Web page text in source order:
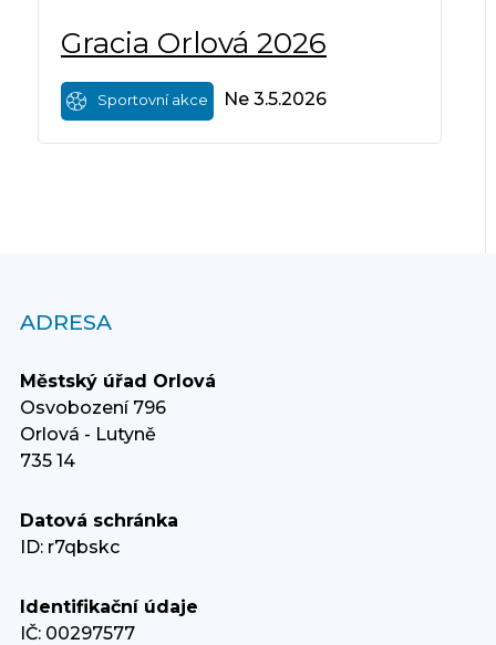
Gracia Orlová 2026
Sportovní akce Ne 3.5.2026
ADRESA
Městský úřad Orlová
Osvobození 796
Orlová - Lutyně
735 14
Datová schránka
ID: r7qbskc
Identifikační údaje
IČ: 00297577